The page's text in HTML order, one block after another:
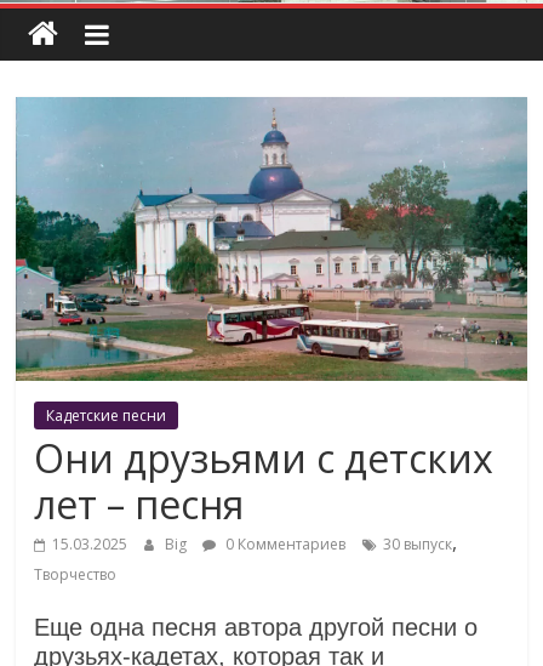
Кадетские песни
Они друзьями с детских
лет – песня
15.03.2025 Big 0 Комментариев 30 выпуск,
Творчество
Еще одна песня автора другой песни о
друзьях-кадетах, которая так и